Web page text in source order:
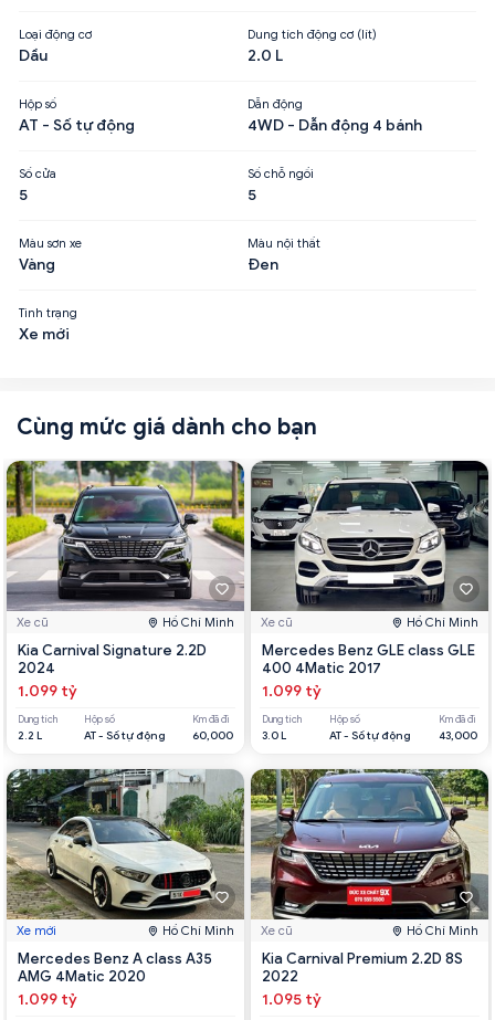
Loại động cơ
Dầu
Dung tích động cơ (lít)
2.0 L
Hộp số
AT - Số tự động
Dẫn động
4WD - Dẫn động 4 bánh
Số cửa
5
Số chỗ ngồi
5
Màu sơn xe
Vàng
Màu nội thất
Đen
Tình trạng
Xe mới
Cùng mức giá dành cho bạn
Xe cũ Hồ Chí Minh
Kia Carnival Signature 2.2D
2024
1.099 tỷ
Dung tích
2.2 L
Hộp số
AT - Số tự động
Km đã đi
60,000
Xe mới Hồ Chí Minh
Mercedes Benz A class A35
AMG 4Matic 2020
1.099 tỷ
Xe cũ Hồ Chí Minh
Mercedes Benz GLE class GLE
400 4Matic 2017
1.099 tỷ
Dung tích
3.0 L
Hộp số
AT - Số tự động
Km đã đi
43,000
Xe cũ Hồ Chí Minh
Kia Carnival Premium 2.2D 8S
2022
1.095 tỷ